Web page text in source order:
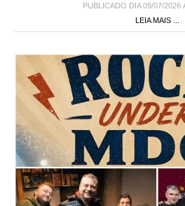
PUBLICADO DIA 09/07/2026
LEIA MAIS ...